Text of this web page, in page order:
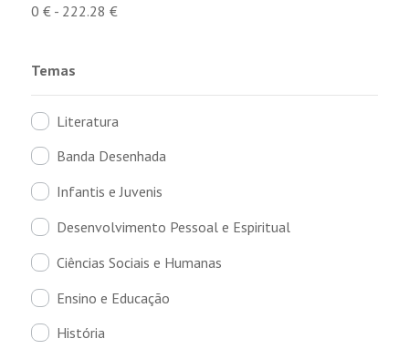
0 €- 222.28 €
Temas
Literatura
Banda Desenhada
Infantis e Juvenis
Desenvolvimento Pessoal e Espiritual
Ciências Sociais e Humanas
Ensino e Educação
História